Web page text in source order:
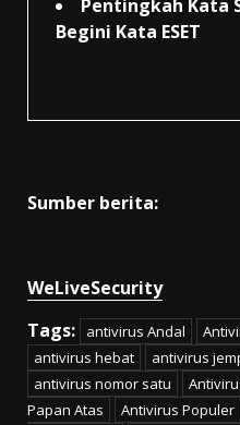
Pentingkah Kata
Begini Kata ESET
Sumber berita:
WeLiveSecurity
Tags:
antivirus Andal
antivirus hebat
antivirus
antivirus nomor satu
Papan Atas
Antivirus Populer